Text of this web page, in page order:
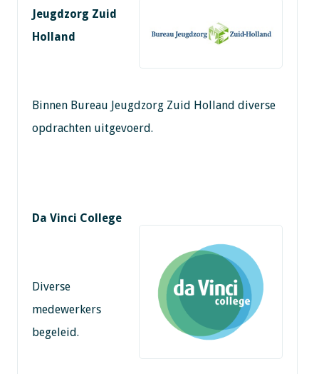
Jeugdzorg Zuid
Holland
Binnen Bureau Jeugdzorg Zuid Holland diverse
opdrachten uitgevoerd.
Da Vinci College
Diverse
medewerkers
begeleid.